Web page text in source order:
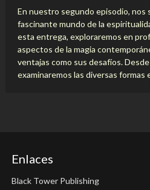
En nuestro segundo episodio, nos
fascinante mundo de la
esta entrega, exploraremos en
aspectos de la magia
ventajas como sus desafíos.
examinaremos las diversas formas
Enlaces
Black Tower Publishing